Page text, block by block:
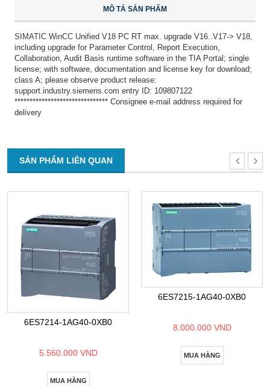
MÔ TẢ SẢN PHẨM
SIMATIC WinCC Unified V18 PC RT max. upgrade V16..V17-> V18,
including upgrade for Parameter Control, Report Execution,
Collaboration, Audit Basis runtime software in the TIA Portal; single
license; with software, documentation and license key for download;
class A; please observe product release:
support.industry.siemens.com entry ID: 109807122
******************************* Consignee e-mail address required for
delivery
SẢN PHẨM LIÊN QUAN
6ES7214-1AG40-0XB0
5.560.000 VND
MUA HÀNG
6ES7215-1AG40-0XB0
8.000.000 VND
MUA HÀNG